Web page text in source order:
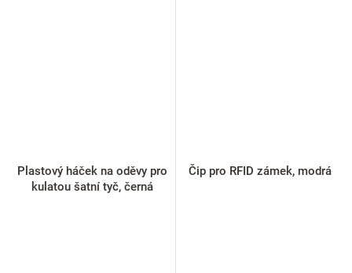
Plastový háček na oděvy pro
kulatou šatní tyč, černá
Čip pro RFID zámek, modrá